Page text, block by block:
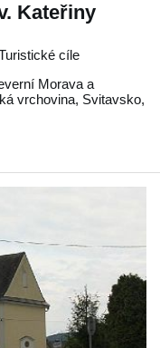
Kateřiny
cíle
Morava a
vrchovina, Svitavsko,